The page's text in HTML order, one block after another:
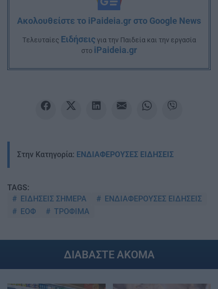
Ακολουθείστε το iPaideia.gr στο Google News
Tελευταίες Ειδήσειςγια την Παιδεία και την εργασία
στο iPaideia.gr
Στην Κατηγορία: ΕΝΔΙΑΦΕΡΟΥΣΕΣ ΕΙΔΗΣΕΙΣ
TAGS:
ΕΙΔΗΣΕΙΣ ΣΗΜΕΡΑ
ΕΝΔΙΑΦΕΡΟΥΣΕΣ ΕΙΔΗΣΕΙΣ
ΕΟΦ
ΤΡΟΦΙΜΑ
ΔΙΑΒΑΣΤΕ ΑΚΟΜΑ